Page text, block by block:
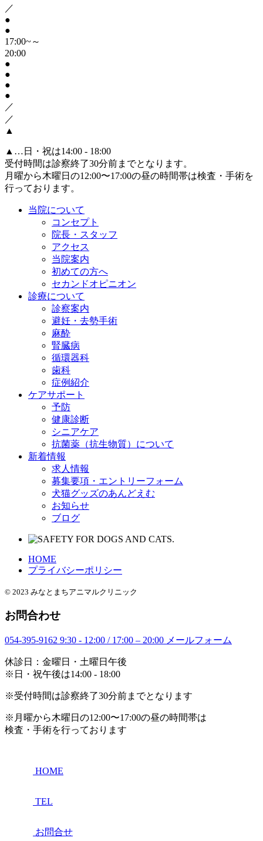
／
●
●
17:00~～
20:00
●
●
●
●
／
／
▲
▲ …日・祝は14:00 - 18:00
受付時間は診察終了30分前までとなります。
月曜から木曜日の12:00〜17:00の昼の時間帯は検査・手術を
行っております。
当院について
コンセプト
院長・スタッフ
アクセス
当院案内
初めての方へ
セカンドオピニオン
診療について
診察案内
避妊・去勢手術
麻酔
腎臓病
循環器科
歯科
症例紹介
ケアサポート
予防
健康診断
シニアケア
抗菌薬（抗生物質）について
新着情報
求人情報
募集要項・エントリーフォーム
犬猫グッズのあんどえむ
お知らせ
ブログ
HOME
プライバシーポリシー
© 2023 みなとまちアニマルクリニック
お問合わせ
054-395-9162 9:30 - 12:00 / 17:00 – 20:00 メールフォーム
休診日：金曜日・土曜日午後
※日・祝午後は14:00 - 18:00
※受付時間は診察終了30分前までとなります
※月曜から木曜日の12:00〜17:00の昼の時間帯は
検査・手術を行っております
HOME
TEL
お問合せ